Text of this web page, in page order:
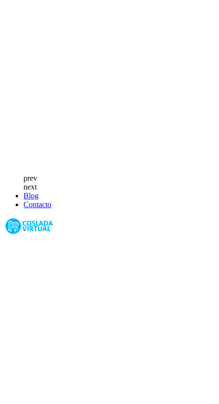
prev
next
Blog
Contacto